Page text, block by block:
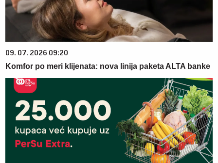
09. 07. 2026 09:20
Komfor po meri klijenata: nova linija paketa ALTA banke